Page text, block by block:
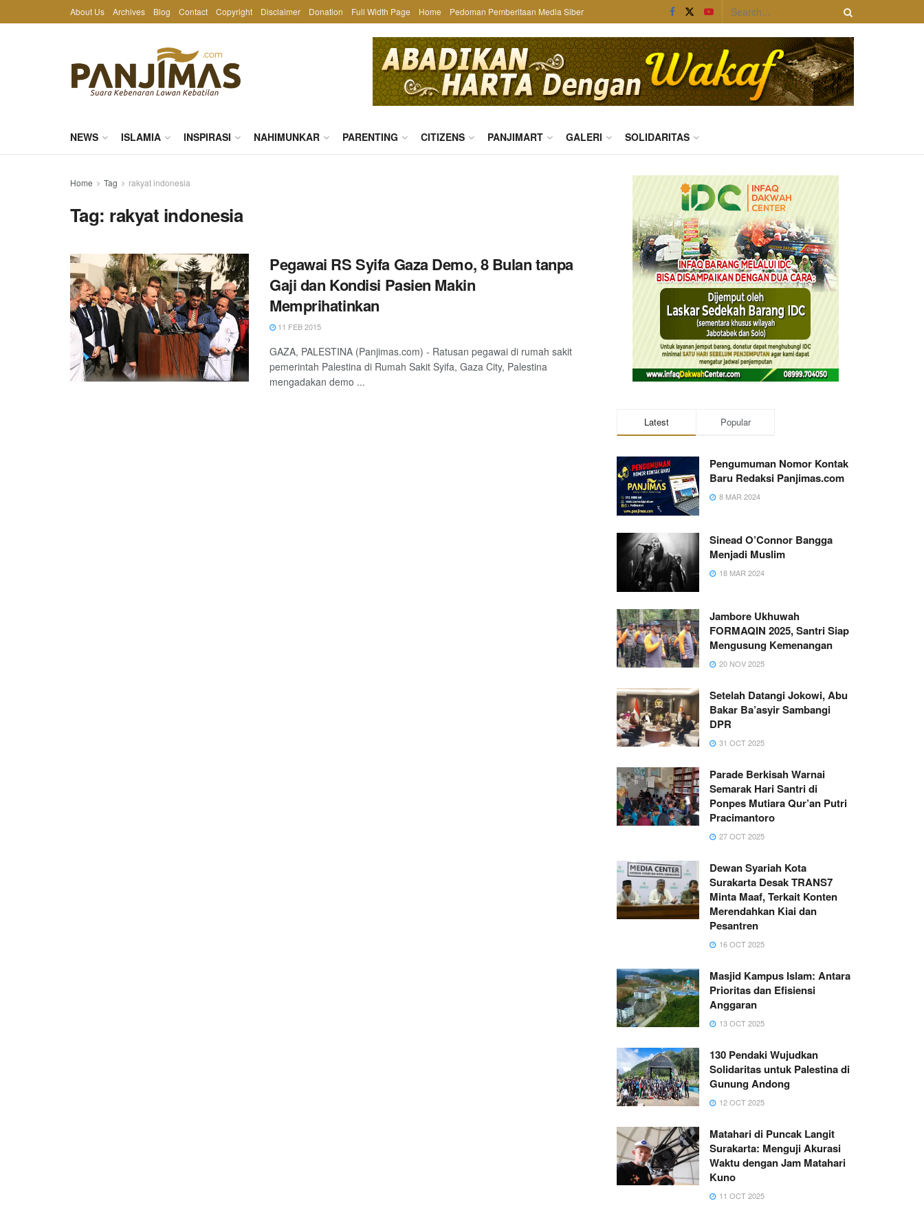
About Us Archives Blog Contact Copyright Disclaimer Donation Full Width Page Home Pedoman Pemberitaan Media Siber
NEWS ISLAMIA INSPIRASI NAHIMUNKAR PARENTING CITIZENS PANJIMART GALERI SOLIDARITAS
Home Tag rakyat indonesia
Tag: rakyat indonesia
Pegawai RS Syifa Gaza Demo, 8 Bulan tanpa
Gaji dan Kondisi Pasien Makin
Memprihatinkan
11 FEB 2015
GAZA, PALESTINA (Panjimas.com) - Ratusan pegawai di rumah sakit
pemerintah Palestina di Rumah Sakit Syifa, Gaza City, Palestina
mengadakan demo ...
Latest Popular
Pengumuman Nomor Kontak
Baru Redaksi Panjimas.com
8 MAR 2024
Sinead O’Connor Bangga
Menjadi Muslim
18 MAR 2024
Jambore Ukhuwah
FORMAQIN 2025, Santri Siap
Mengusung Kemenangan
20 NOV 2025
Setelah Datangi Jokowi, Abu
Bakar Ba’asyir Sambangi
DPR
31 OCT 2025
Parade Berkisah Warnai
Semarak Hari Santri di
Ponpes Mutiara Qur’an Putri
Pracimantoro
27 OCT 2025
Dewan Syariah Kota
Surakarta Desak TRANS7
Minta Maaf, Terkait Konten
Merendahkan Kiai dan
Pesantren
16 OCT 2025
Masjid Kampus Islam: Antara
Prioritas dan Efisiensi
Anggaran
13 OCT 2025
130 Pendaki Wujudkan
Solidaritas untuk Palestina di
Gunung Andong
12 OCT 2025
Matahari di Puncak Langit
Surakarta: Menguji Akurasi
Waktu dengan Jam Matahari
Kuno
11 OCT 2025